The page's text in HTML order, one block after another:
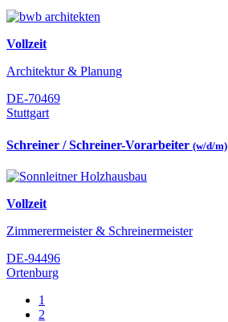
Vollzeit
Architektur & Planung
DE-70469
Stuttgart
Schreiner / Schreiner-Vorarbeiter (w/d/m)
Vollzeit
Zimmerermeister & Schreinermeister
DE-94496
Ortenburg
1
2